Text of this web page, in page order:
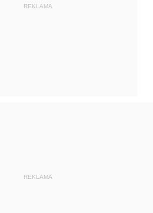
REKLAMA
REKLAMA